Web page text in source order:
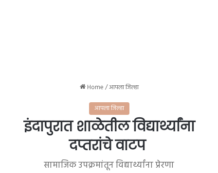
Home/आपला जिल्हा
आपला जिल्हा
इंदापुरात शाळेतील विद्यार्थ्यांना
दप्तरांचे वाटप
सामाजिक उपक्रमांतून विद्यार्थ्यांना प्रेरणा